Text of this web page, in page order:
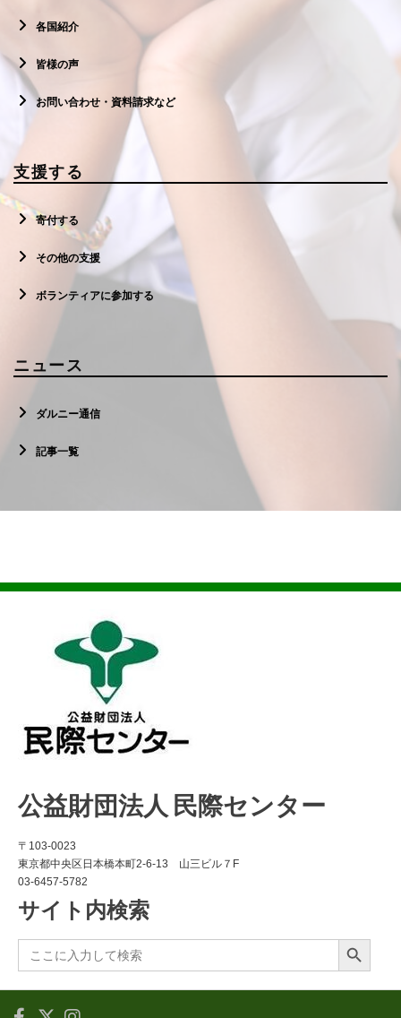
各国紹介
皆様の声
お問い合わせ・資料請求など
支援する
寄付する
その他の支援
ボランティアに参加する
ニュース
ダルニー通信
記事一覧
公益財団法人 民際センター
〒103-0023
東京都中央区日本橋本町2-6-13 山三ビル７F
03-6457-5782
サイト内検索
Search
for:
Search Button